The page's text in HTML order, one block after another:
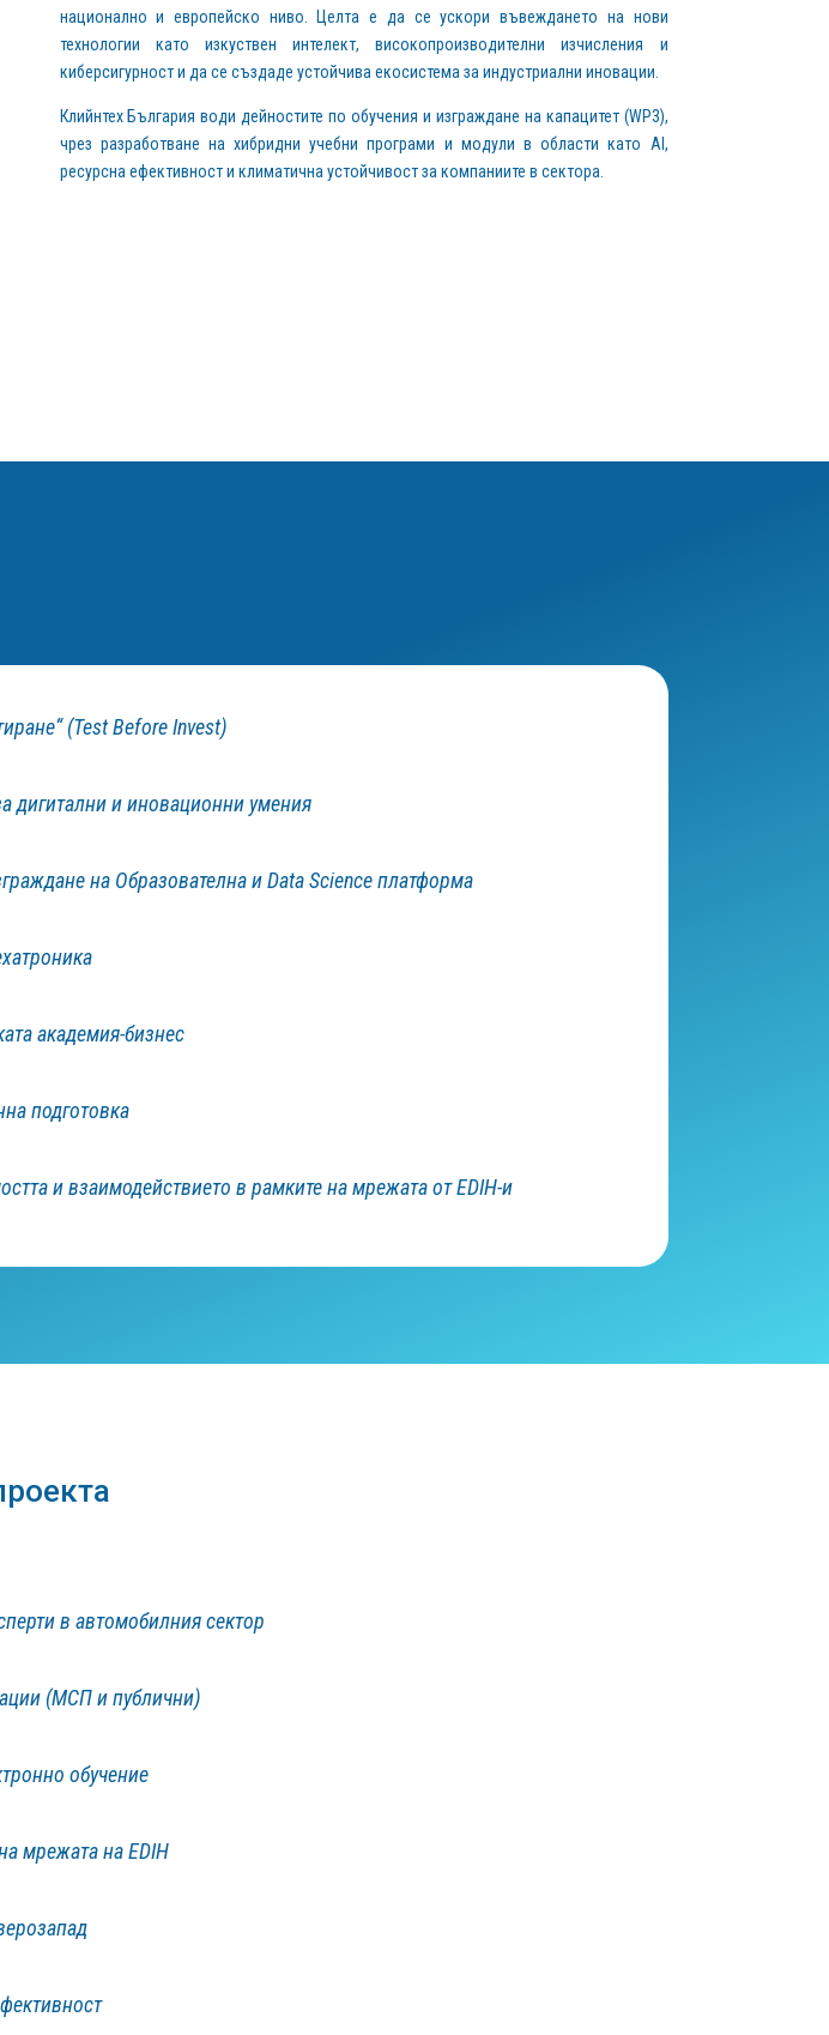
национално и европейско ниво. Целта е да се ускори въвеждането на нови
технологии като изкуствен интелект, високопроизводителни изчисления и
киберсигурност и да се създаде устойчива екосистема за индустриални иновации.
Клийнтех България води дейностите по обучения и изграждане на капацитет (WP3),
чрез разработване на хибридни учебни програми и модули в области като AI,
ресурсна ефективност и климатична устойчивост за компаниите в сектора.
(Test Before Invest)
дигитални и иновационни умения
на Образователна и Data Science платформа
академия-бизнес
подготовка
и взаимодействието в рамките на мрежата от EDIH-и
в автомобилния сектор
(МСП и публични)
обучение
мрежата на EDIH